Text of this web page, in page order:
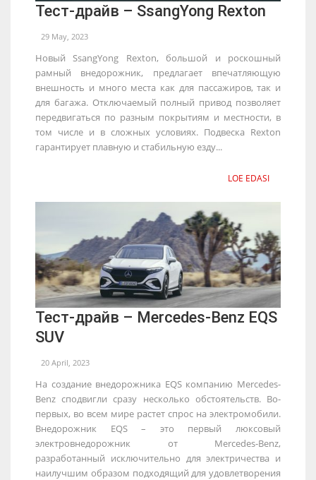
Тест-драйв – SsangYong Rexton
29 May, 2023
Новый SsangYong Rexton, большой и роскошный
рамный внедорожник, предлагает впечатляющую
внешность и много места как для пассажиров, так и
для багажа. Отключаемый полный привод позволяет
передвигаться по разным покрытиям и местности, в
том числе и в сложных условиях. Подвеска Rexton
гарантирует плавную и стабильную езду...
LOE EDASI
Тест-драйв – Mercedes-Benz EQS
SUV
20 April, 2023
На создание внедорожника EQS компанию Mercedes-
Benz сподвигли сразу несколько обстоятельств. Во-
первых, во всем мире растет спрос на электромобили.
Внедорожник EQS – это первый люксовый
электровнедорожник от Mercedes-Benz,
разработанный исключительно для электричества и
наилучшим образом подходящий для удовлетворения